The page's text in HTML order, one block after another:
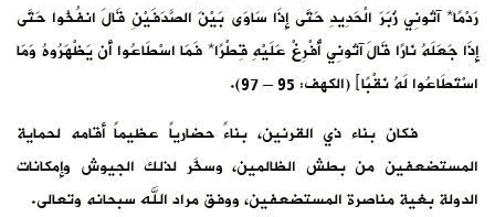
رَدْمًا* آتُونِي زُبَرَ الْحَدِيدِ حَتَّى إِذَا سَاوَى بَيْنَ الصَّدَفَيْنِ قَالَ انفُخُوا حَتَّى
إِذَا جَعَلَهُ نَارًا قَالَ آتُونِي أُفْرِغْ عَلَيْهِ قِطْرًا* فَمَا اسْطَاعُوا أَن يَظْهَرُوهُ وَمَا
اسْتَطَاعُوا لَهُ نَقْبًا﴾ (الكهف: 95 – 97).
فكان بناء ذي القرنين، بناءً حضارياً عظيماً أقامه لحماية
المستضعفين من بطش الظالمين، وسخَّر لذلك الجيوش وإمكانات
الدولة بغية مناصرة المستضعفين، ووفق مراد الله سبحانه وتعالى.